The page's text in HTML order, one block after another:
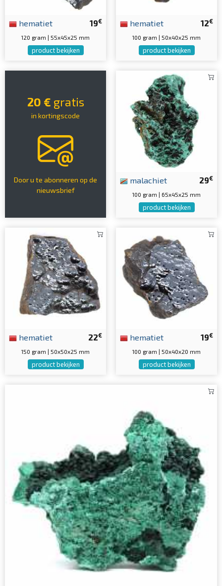
19€
hematiet
120 gram | 55x45x25 mm
product bekijken
12€
hematiet
100 gram | 50x40x25 mm
product bekijken
20 € gratis
in kortingscode
Door u te abonneren op de
nieuwsbrief
29€
malachiet
100 gram | 65x45x25 mm
product bekijken
22€
hematiet
150 gram | 50x50x25 mm
product bekijken
19€
hematiet
100 gram | 50x40x20 mm
product bekijken